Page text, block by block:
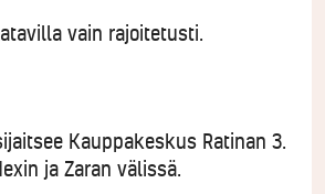
vain rajoitetusti.
Kauppakeskus Ratinan 3.
ja Zaran välissä.